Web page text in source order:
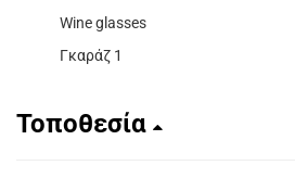
Wine glasses
Γκαράζ 1
Τοποθεσία